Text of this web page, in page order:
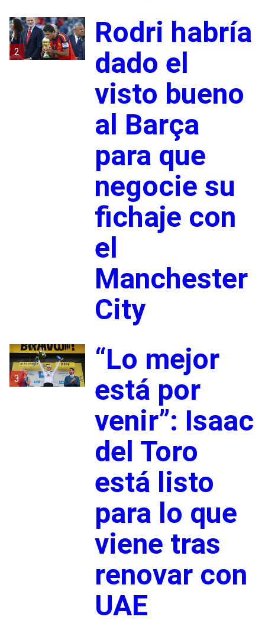
2
Rodri habría
dado el
visto bueno
al Barça
para que
negocie su
fichaje con
el
Manchester
City
3
“Lo mejor
está por
venir”: Isaac
del Toro
está listo
para lo que
viene tras
renovar con
UAE